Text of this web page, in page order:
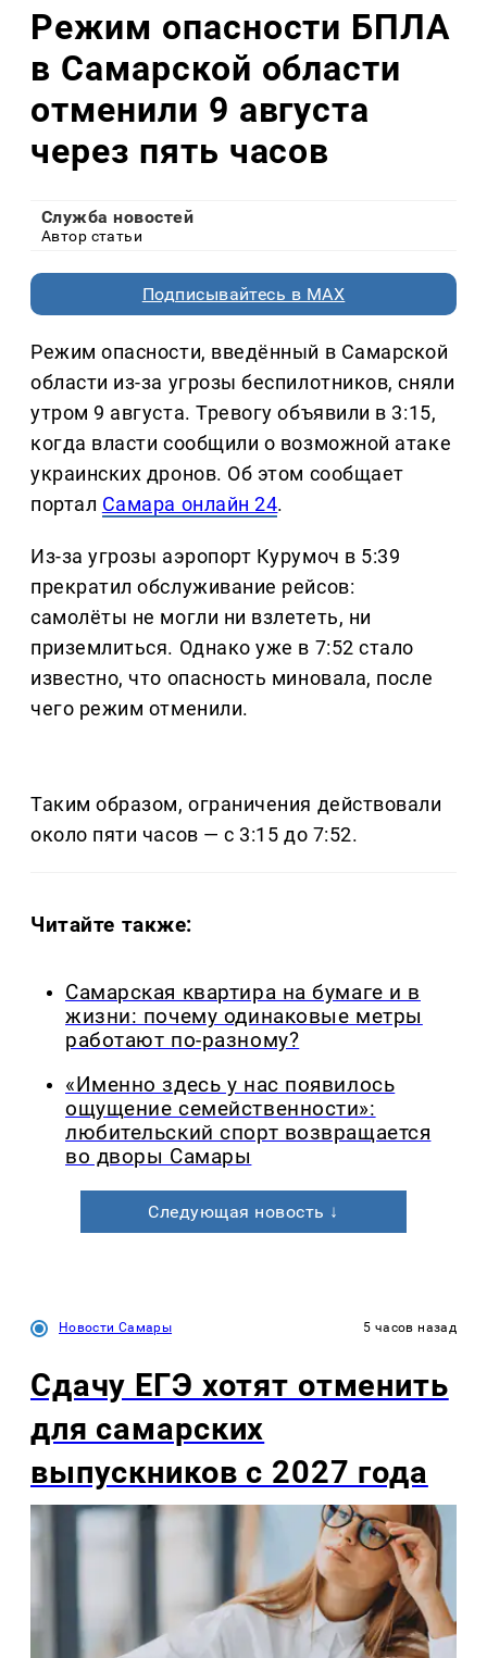
Режим опасности БПЛА
в Самарской области
отменили 9 августа
через пять часов
Служба новостей
Автор статьи
Подписывайтесь в MAX
Режим опасности, введённый в Самарской
области из-за угрозы беспилотников, сняли
утром 9 августа. Тревогу объявили в 3:15,
когда власти сообщили о возможной атаке
украинских дронов. Об этом сообщает
портал Самара онлайн 24.
Из-за угрозы аэропорт Курумоч в 5:39
прекратил обслуживание рейсов:
самолёты не могли ни взлететь, ни
приземлиться. Однако уже в 7:52 стало
известно, что опасность миновала, после
чего режим отменили.
Таким образом, ограничения действовали
около пяти часов — с 3:15 до 7:52.
Читайте также:
Самарская квартира на бумаге и в
жизни: почему одинаковые метры
работают по-разному?
«Именно здесь у нас появилось
ощущение семейственности»:
любительский спорт возвращается
во дворы Самары
Следующая новость ↓
Новости Самары 5 часов назад
Сдачу ЕГЭ хотят отменить
для самарских
выпускников с 2027 года